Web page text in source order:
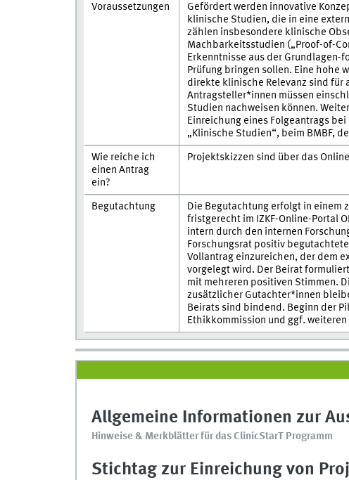
Voraussetzungen
Gefördert werden innovative
klinische Studien, die in eine
zählen insbesondere klinische
Machbarkeitsstudien („Proof-of-
Erkenntnisse aus der Grundlagen-
Prüfung bringen sollen. Eine hohe
direkte klinische Relevanz sind
Antragsteller*innen müssen
Studien nachweisen können.
Einreichung eines Folgeantrags
„Klinische Studien“, beim BMBF,
Wie reiche ich
einen Antrag
ein?
Projektskizzen sind über das
Begutachtung
Die Begutachtung erfolgt in einem
fristgerecht im IZKF-Online-Portal
intern durch den internen
Forschungsrat positiv
Vollantrag einzureichen, der dem
vorgelegt wird. Der Beirat
mit mehreren positiven Stimmen.
zusätzlicher Gutachter*innen
Beirats sind bindend. Beginn der
Ethikkommission und ggf.
Allgemeine Informationen zur
Hinweise & Merkblätter für das ClinicStarT Programm
Stichtag zur Einreichung von